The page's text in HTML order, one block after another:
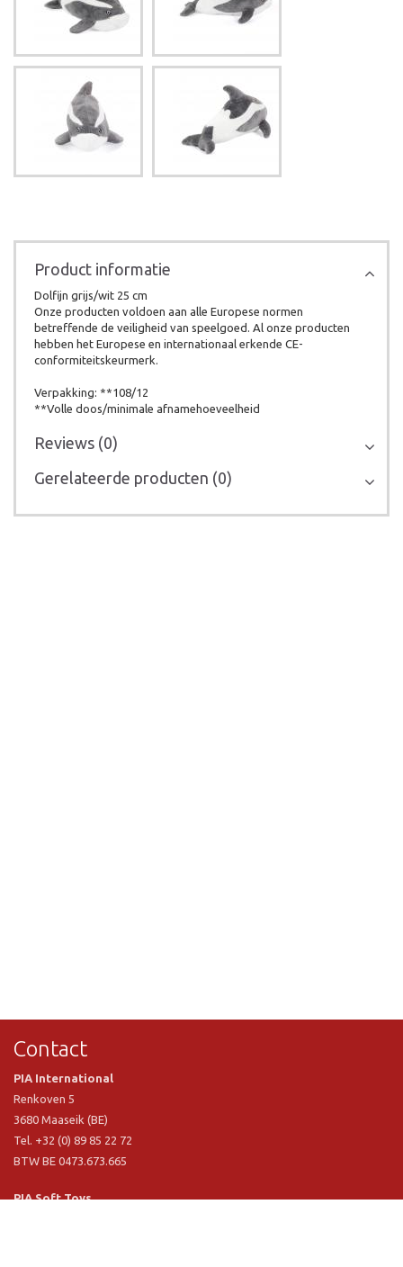
Product informatie
Dolfijn grijs/wit 25 cm
Onze producten voldoen aan alle Europese normen
betreffende de veiligheid van speelgoed. Al onze producten
hebben het Europese en internationaal erkende CE-
conformiteitskeurmerk.
Verpakking: **108/12
**Volle doos/minimale afnamehoeveelheid
Reviews (0)
Gerelateerde producten (0)
Contact
PIA International
Renkoven 5
3680 Maaseik (BE)
Tel. +32 (0) 89 85 22 72
BTW BE 0473.673.665
PIA Soft Toys